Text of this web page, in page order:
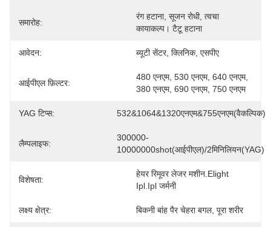
समारोह:
रंग हटाना, सूजन रोधी, त्वचा
कायाकल्प। टैटू हटाना
आवेदन: ब्यूटी सेंटर, क्लिनिक, एसपीए
आईपीएल फ़िल्टर:
480 एनएम, 530 एनएम, 640 एनएम,
380 एनएम, 690 एनएम, 750 एनएम
YAG टिप्स: 532&1064&1320एनएम&755एनएम(वैकल्पिक)
लैम्पलाइफ:
300000-
10000000shot(आईपीएल)/2मिनिलियन(YAG)
विशेषता:
हेयर रिमूवर लेजर मशीन.elight
Ipl.ipl जर्मनी
लक्ष्य क्षेत्र: बिकनी बांह पैर चेहरा बगल, पूरा शरीर